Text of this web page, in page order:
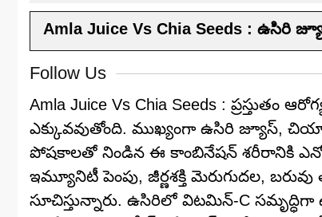
Amla Juice Vs Chia Seeds : ఉసిరి
Follow Us
Amla Juice Vs Chia Seeds :
ఎక్కువవుతోంది. ముఖ్యంగా ఉసిరి జ్యూస్,
పోషకాలతో నిండిన ఈ కాంబినేషన్ శరీరానికి ఎన్నో
ఇమ్యూనిటీ పెంపు, జీర్ణశక్తి మెరుగుదల,
సూచిస్తున్నారు. ఉసిరిలో విటమిన్-C సమృద్ధిగా